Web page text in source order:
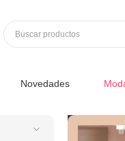
Buscar productos
Novedades